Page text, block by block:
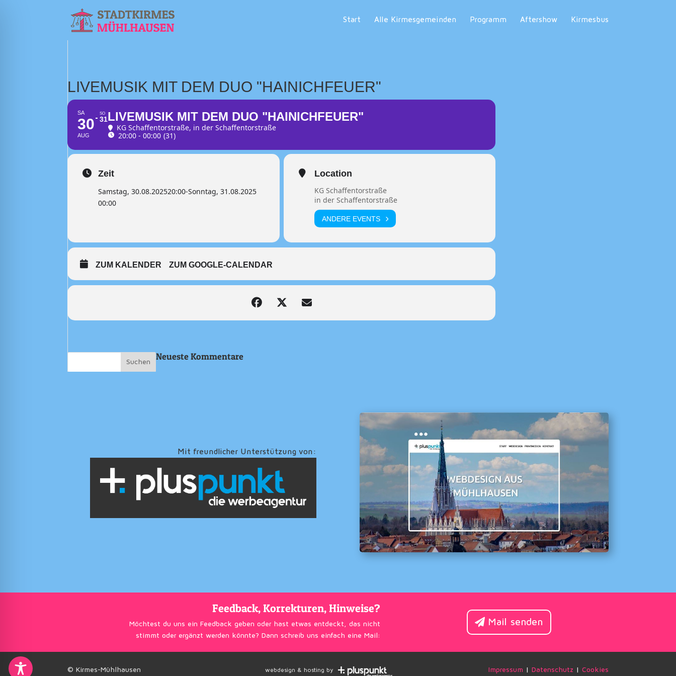
Start Alle Kirmesgemeinden Programm Aftershow Kirmesbus
LIVEMUSIK MIT DEM DUO "HAINICHFEUER"
SA
30
AUG
SO
31LIVEMUSIK MIT DEM DUO "HAINICHFEUER"
KG Schaffentorstraße, in der Schaffentorstraße
20:00 - 00:00 (31)
Zeit
Samstag, 30.08.202520:00-Sonntag, 31.08.2025
00:00
Location
KG Schaffentorstraße
in der Schaffentorstraße
ANDERE EVENTS
ZUM KALENDER ZUM GOOGLE-CALENDAR
Neueste Kommentare
Mit freundlicher Unterstützung von:
Feedback, Korrekturen, Hinweise?
Möchtest du uns ein Feedback geben oder hast etwas entdeckt, das nicht
stimmt oder ergänzt werden könnte? Dann schreib uns einfach eine Mail:
Mail senden
© Kirmes-Mühlhausen webdesign & hosting by Impressum Datenschutz Cookies